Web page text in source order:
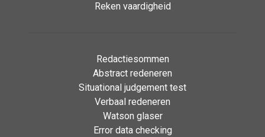
Reken vaardigheid
Redactiesommen
Abstract redeneren
Situational judgement test
Verbaal redeneren
Watson glaser
Error data checking